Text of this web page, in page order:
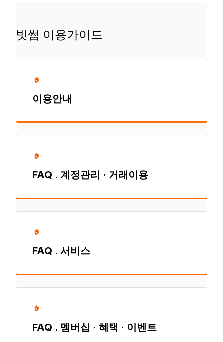
빗썸 이용가이드
이용안내
FAQ . 계정관리 · 거래이용
FAQ . 서비스
FAQ . 멤버십 · 혜택 · 이벤트